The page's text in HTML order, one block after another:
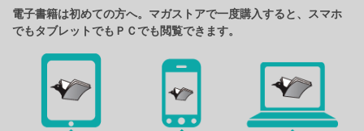
電子書籍は初めての方へ。マガストアで一度購入すると、スマホ
でもタブレットでもＰＣでも閲覧できます。